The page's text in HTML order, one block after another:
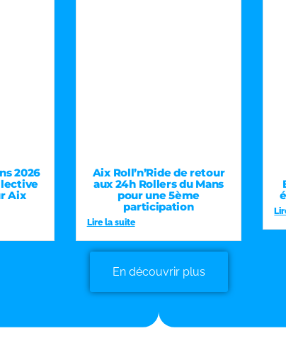
2026
Aix
Aix Roll’n’Ride de retour
aux 24h Rollers du Mans
pour une 5ème
participation
Lire la suite
En découvrir plus